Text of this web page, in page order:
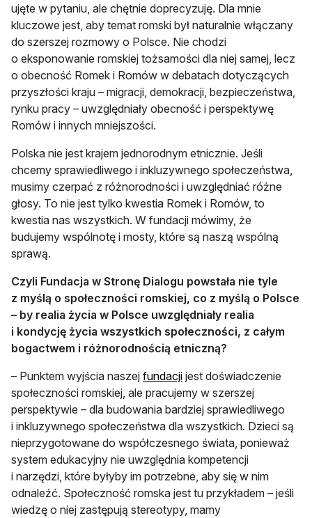
ujęte w pytaniu, ale chętnie doprecyzuję. Dla mnie
kluczowe jest, aby temat romski był naturalnie włączany
do szerszej rozmowy o Polsce. Nie chodzi
o eksponowanie romskiej tożsamości dla niej samej, lecz
o obecność Romek i Romów w debatach dotyczących
przyszłości kraju – migracji, demokracji, bezpieczeństwa,
rynku pracy – uwzględniały obecność i perspektywę
Romów i innych mniejszości.
Polska nie jest krajem jednorodnym etnicznie. Jeśli
chcemy sprawiedliwego i inkluzywnego społeczeństwa,
musimy czerpać z różnorodności i uwzględniać różne
głosy. To nie jest tylko kwestia Romek i Romów, to
kwestia nas wszystkich. W fundacji mówimy, że
budujemy wspólnotę i mosty, które są naszą wspólną
sprawą.
Czyli Fundacja w Stronę Dialogu powstała nie tyle
z myślą o społeczności romskiej, co z myślą o Polsce
– by realia życia w Polsce uwzględniały realia
i kondycję życia wszystkich społeczności, z całym
bogactwem i różnorodnością etniczną?
– Punktem wyjścia naszej fundacjiotwiera się w nowej
jest doświadczenie
społeczności romskiej, ale pracujemy w szerszej
perspektywie – dla budowania bardziej sprawiedliwego
i inkluzywnego społeczeństwa dla wszystkich. Dzieci są
nieprzygotowane do współczesnego świata, ponieważ
system edukacyjny nie uwzględnia kompetencji
i narzędzi, które byłyby im potrzebne, aby się w nim
odnaleźć. Społeczność romska jest tu przykładem – jeśli
wiedzę o niej zastępują stereotypy, mamy